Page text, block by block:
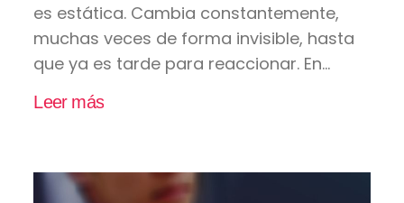
es estática. Cambia constantemente,
muchas veces de forma invisible, hasta
que ya es tarde para reaccionar. En...
Leer más